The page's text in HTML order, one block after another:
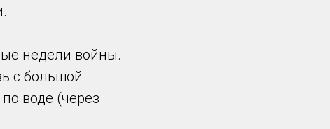
недели войны.
с большой
воде (через